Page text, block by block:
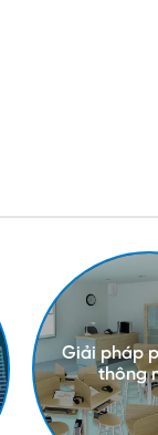
Giải pháp
thông